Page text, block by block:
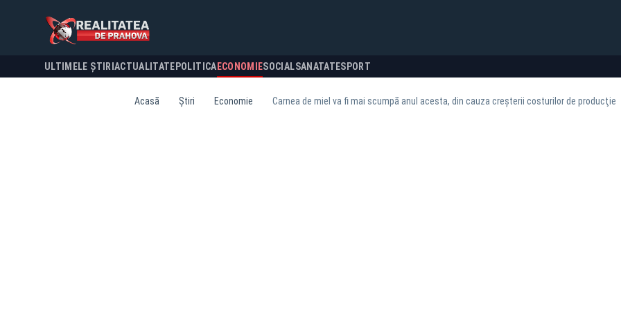
ULTIMELE ȘTIRI ACTUALITATE POLITICA ECONOMIESOCIALSANATATESPORT
Acasă Știri Economie Carnea de miel va fi mai scumpă anul acesta, din cauza creşterii costurilor de producţie